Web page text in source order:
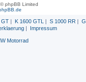
phpBB Limited
GT | K 1600 GTL | S 1000 RR | G
| Impressum